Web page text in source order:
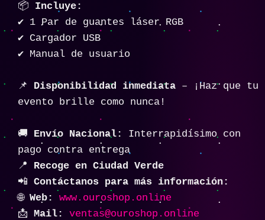
📦 Incluye:
✔️ 1 Par de guantes láser RGB
✔️ Cargador USB
✔️ Manual de usuario
📌 Disponibilidad inmediata – ¡Haz que tu
evento brille como nunca!
🚚 Envío Nacional:
Interrapidísimo con
pago contra entrega
📍 Recoge en Ciudad Verde
📲 Contáctanos para más información:
🌐 Web:
www.ouroshop.online
📩 Mail:
ventas@ouroshop.online